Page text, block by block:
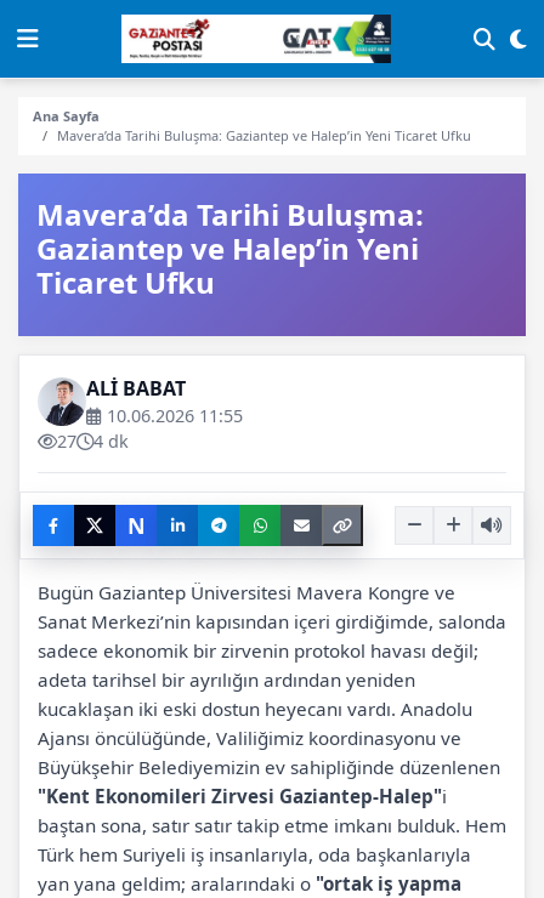
Ana Sayfa
Mavera’da Tarihi Buluşma: Gaziantep ve Halep’in Yeni Ticaret Ufku
Mavera’da Tarihi Buluşma:
Gaziantep ve Halep’in Yeni
Ticaret Ufku
ALİ BABAT
10.06.2026 11:55
27
4 dk
N
Bugün Gaziantep Üniversitesi Mavera Kongre ve
Sanat Merkezi’nin kapısından içeri girdiğimde, salonda
sadece ekonomik bir zirvenin protokol havası değil;
adeta tarihsel bir ayrılığın ardından yeniden
kucaklaşan iki eski dostun heyecanı vardı. Anadolu
Ajansı öncülüğünde, Valiliğimiz koordinasyonu ve
Büyükşehir Belediyemizin ev sahipliğinde düzenlenen
"Kent Ekonomileri Zirvesi Gaziantep-Halep"i
baştan sona, satır satır takip etme imkanı bulduk. Hem
Türk hem Suriyeli iş insanlarıyla, oda başkanlarıyla
yan yana geldim; aralarındaki o "ortak iş yapma